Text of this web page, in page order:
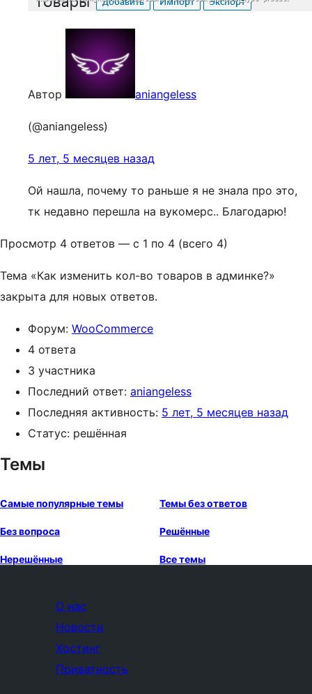
Автор aniangeless
(@aniangeless)
5 лет, 5 месяцев назад
Ой нашла, почему то раньше я не знала про это,
тк недавно перешла на вукомерс.. Благодарю!
Просмотр 4 ответов — с 1 по 4 (всего 4)
Тема «Как изменить кол-во товаров в админке?»
закрыта для новых ответов.
Форум: WooCommerce
4 ответа
3 участника
Последний ответ: aniangeless
Последняя активность: 5 лет, 5 месяцев назад
Статус: решённая
Темы
Самые популярные темы Темы без ответов
Без вопроса Решённые
Нерешённые Все темы
О нас
Новости
Хостинг
Приватность